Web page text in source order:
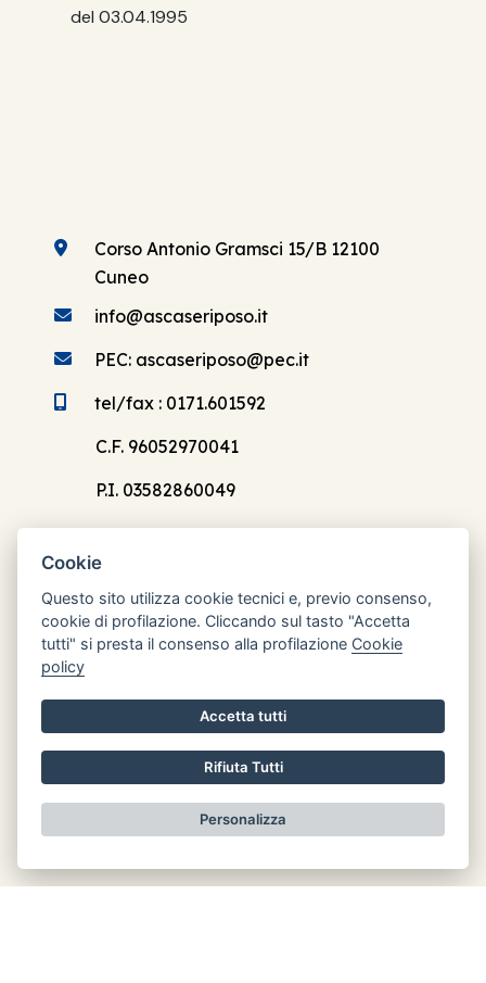
del 03.04.1995
Corso Antonio Gramsci 15/B 12100
Cuneo
info@ascaseriposo.it
PEC: ascaseriposo@pec.it
tel/fax : 0171.601592
C.F. 96052970041
P.I. 03582860049
Orari di apertura
Mar: chiuso
Mer: 8.30 - 12.30
Gio: chiuso
Ven: chiuso
Cookie
Questo sito utilizza cookie tecnici e, previo consenso,
cookie di profilazione. Cliccando sul tasto "Accetta
tutti" si presta il consenso alla profilazione Cookie
policy
Accetta tutti
Rifiuta Tutti
Personalizza